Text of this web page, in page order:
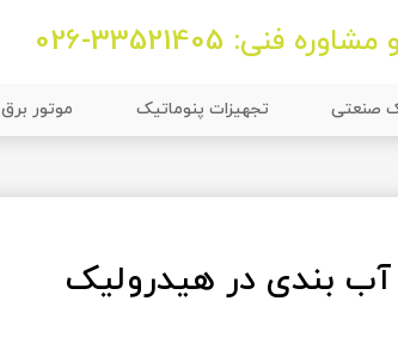
فنی: 33521405-026
صنعتی تجهیزات پنوماتیک موتور برق
بندی در هیدرولیک